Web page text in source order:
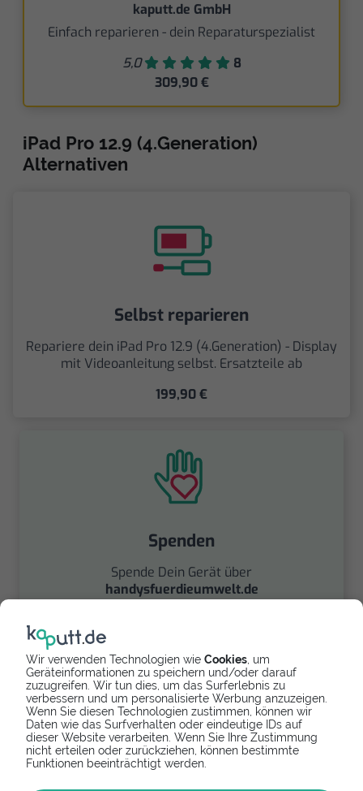
Wir verwenden Technologien wie Cookies , um
Geräteinformationen zu speichern und/oder darauf
zuzugreifen. Wir tun dies, um das Surferlebnis zu
verbessern und um personalisierte Werbung anzuzeigen.
Wenn Sie diesen Technologien zustimmen, können wir
Daten wie das Surfverhalten oder eindeutige IDs auf
dieser Website verarbeiten. Wenn Sie Ihre Zustimmung
nicht erteilen oder zurückziehen, können bestimmte
Funktionen beeinträchtigt werden.
kaputt.de GmbH
Einfach reparieren - dein Reparaturspezialist
5,0
8
309,90 €
iPad Pro 12.9 (4.Generation)
Alternativen
Selbst reparieren
Repariere dein iPad Pro 12.9 (4.Generation) - Display
mit Videoanleitung selbst. Ersatzteile ab
199,90 €
Spenden
Spende Dein Gerät über
handysfuerdieumwelt.de
Verkaufen